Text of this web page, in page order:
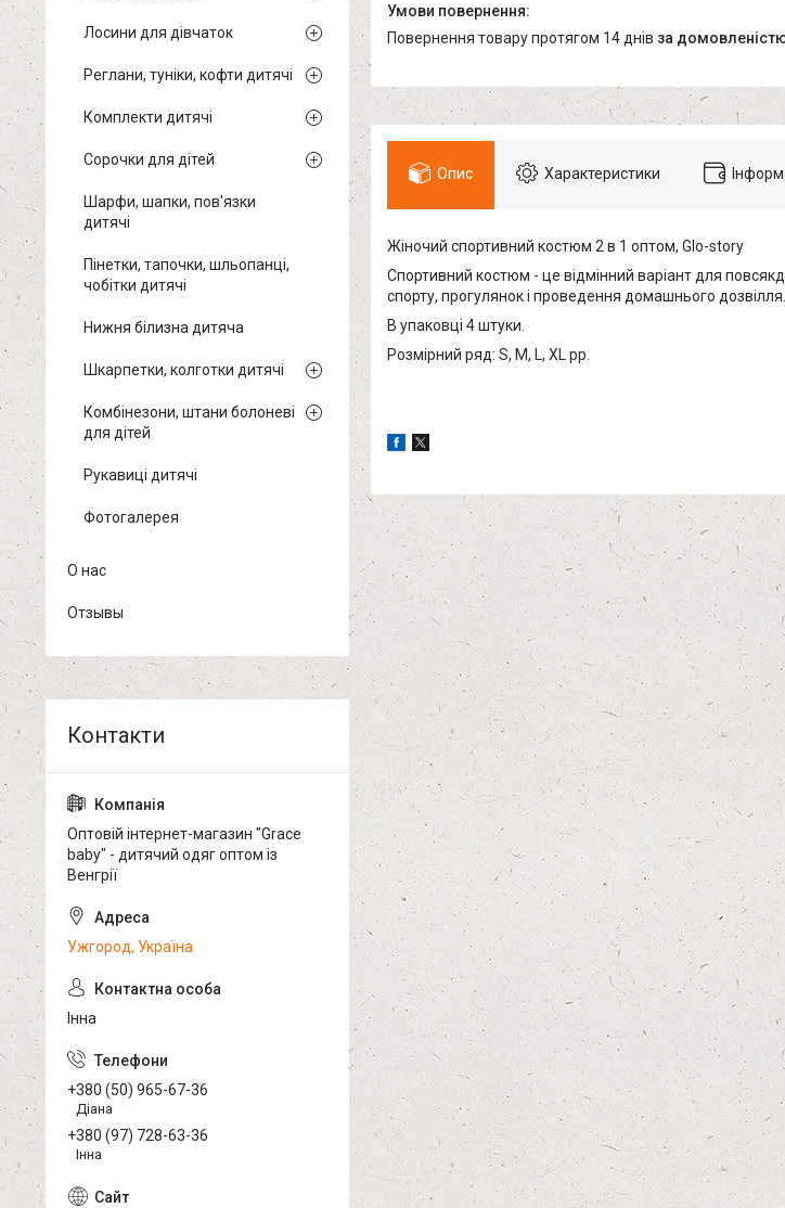
повернення товару протягом 14 днів за
Опис Характеристики
Жіночий спортивний костюм 2 в 1 оптом, Glo-story
Спортивний костюм - це відмінний варіант для
спорту, прогулянок і проведення домашнього дозвілля.
В упаковці 4 штуки.
Розмірний ряд: S, M, L, XL рр.
Лосини для дівчаток
Реглани, туніки, кофти дитячі
Комплекти дитячі
Сорочки для дітей
Шарфи, шапки, пов'язки
дитячі
Пінетки, тапочки, шльопанці,
чобітки дитячі
Нижня білизна дитяча
Шкарпетки, колготки дитячі
Комбінезони, штани болоневі
для дітей
Рукавиці дитячі
Фотогалерея
О нас
Отзывы
Оптовій інтернет-магазин "Grace
baby" - дитячий одяг оптом із
Венгрії
Ужгород, Україна
Інна
+380 (50) 965-67-36
Діана
+380 (97) 728-63-36
Інна